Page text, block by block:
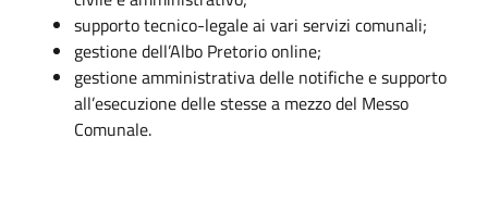
supporto tecnico-legale ai vari servizi comunali;
gestione dell’Albo Pretorio online;
gestione amministrativa delle notifiche e supporto
all’esecuzione delle stesse a mezzo del Messo
Comunale.